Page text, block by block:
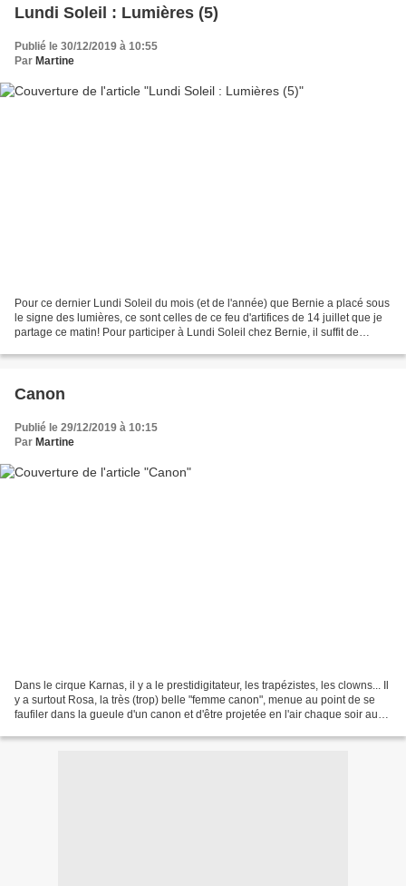
Lundi Soleil : Lumières (5)
Publié le 30/12/2019 à 10:55
Par Martine
Pour ce dernier Lundi Soleil du mois (et de l'année) que Bernie a placé sous
le signe des lumières, ce sont celles de ce feu d'artifices de 14 juillet que je
partage ce matin! Pour participer à Lundi Soleil chez Bernie, il suffit de
Canon
Publié le 29/12/2019 à 10:15
Par Martine
Dans le cirque Karnas, il y a le prestidigitateur, les trapézistes, les clowns... Il
y a surtout Rosa, la très (trop) belle "femme canon", menue au point de se
faufiler dans la gueule d'un canon et d'être projetée en l'air chaque soir au